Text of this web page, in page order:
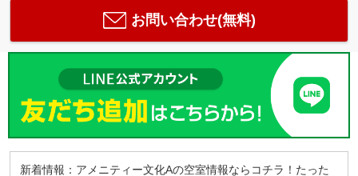
お問い合わせ(無料)
新着情報：アメニティー文化Aの空室情報ならコチラ！たった